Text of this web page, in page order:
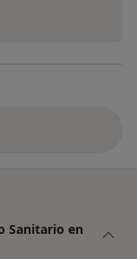
Sanitario en